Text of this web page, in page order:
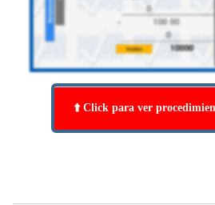
⬆️ Click para ver